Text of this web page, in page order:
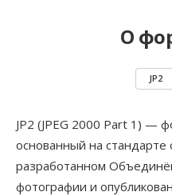
О
JP2
JP2 (JPEG 2000 Part 1) —
основанный на стандарте
разработанном
фотографии и